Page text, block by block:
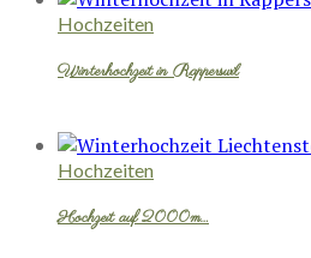
Hochzeiten
Winterhochzeit in Rapperswil
Hochzeiten
Hochzeit auf 2000m…